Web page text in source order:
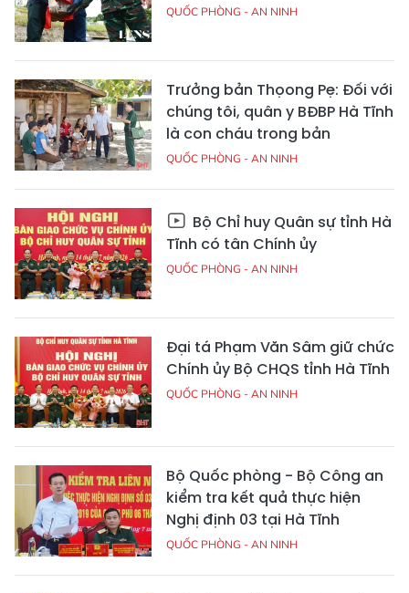
QUỐC PHÒNG - AN NINH
Trưởng bản Thọong Pẹ: Đối với
chúng tôi, quân y BĐBP Hà Tĩnh
là con cháu trong bản
QUỐC PHÒNG - AN NINH
Bộ Chỉ huy Quân sự tỉnh Hà
Tĩnh có tân Chính ủy
QUỐC PHÒNG - AN NINH
Đại tá Phạm Văn Sâm giữ chức
Chính ủy Bộ CHQS tỉnh Hà Tĩnh
QUỐC PHÒNG - AN NINH
Bộ Quốc phòng - Bộ Công an
kiểm tra kết quả thực hiện
Nghị định 03 tại Hà Tĩnh
QUỐC PHÒNG - AN NINH